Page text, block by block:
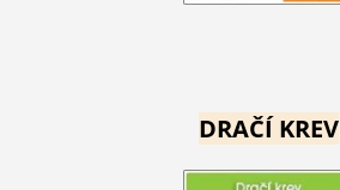
DRAČÍ KREV